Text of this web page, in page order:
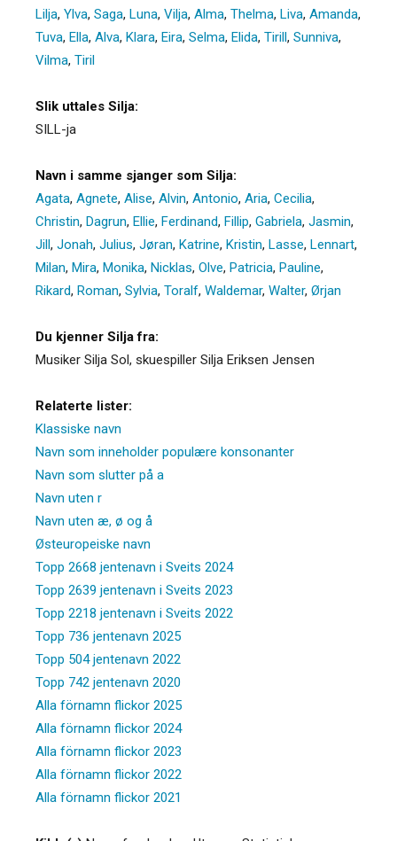
Lilja, Ylva, Saga, Luna, Vilja, Alma, Thelma, Liva, Amanda,
Tuva, Ella, Alva, Klara, Eira, Selma, Elida, Tirill, Sunniva,
Vilma, Tiril
Slik uttales Silja:
SILL-ja
Navn i samme sjanger som Silja:
Agata, Agnete, Alise, Alvin, Antonio, Aria, Cecilia,
Christin, Dagrun, Ellie, Ferdinand, Fillip, Gabriela, Jasmin,
Jill, Jonah, Julius, Jøran, Katrine, Kristin, Lasse, Lennart,
Milan, Mira, Monika, Nicklas, Olve, Patricia, Pauline,
Rikard, Roman, Sylvia, Toralf, Waldemar, Walter, Ørjan
Du kjenner Silja fra:
Musiker Silja Sol, skuespiller Silja Eriksen Jensen
Relaterte lister:
Klassiske navn
Navn som inneholder populære konsonanter
Navn som slutter på a
Navn uten r
Navn uten æ, ø og å
Østeuropeiske navn
Topp 2668 jentenavn i Sveits 2024
Topp 2639 jentenavn i Sveits 2023
Topp 2218 jentenavn i Sveits 2022
Topp 736 jentenavn 2025
Topp 504 jentenavn 2022
Topp 742 jentenavn 2020
Alla förnamn flickor 2025
Alla förnamn flickor 2024
Alla förnamn flickor 2023
Alla förnamn flickor 2022
Alla förnamn flickor 2021